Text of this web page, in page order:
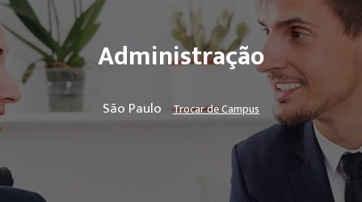
Administração
São Paulo Trocar de Campus